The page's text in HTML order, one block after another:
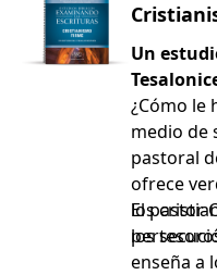
Un
¿Cómo le
medio de
pastoral
ofrece
los
El pastor
los
enseña a